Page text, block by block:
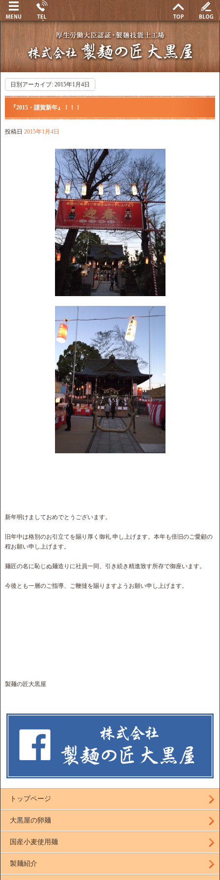
日別アーカイブ: 2015年1月4日
『2015・謹賀新年』！！！
投稿日 2015年1月4日
新年明けましておめでとうございます。
旧年中は格別のお引立てを賜り厚く御礼 申し上げます。本年も倍旧のご愛顧の
程お願い申し上げます。
麺匠の名に恥じぬ麺造りに社員一同、引き続き精進致す所存で御座います。
今後とも一層のご指導、ご鞭撻を賜りますようお願い申し上げます。
製麺の匠大黒屋
トップページ
大黒屋の卵麺
国産小麦使用麺
製麺紹介